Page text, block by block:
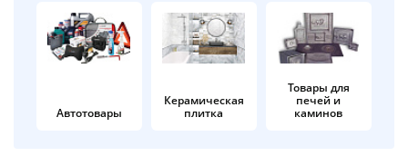
Автотовары
Керамическая
плитка
Товары для
печей и
каминов
недели